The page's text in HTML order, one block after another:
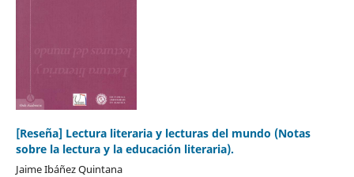
[Reseña] Lectura literaria y lecturas del mundo (Notas
sobre la lectura y la educación literaria).
Jaime Ibáñez Quintana